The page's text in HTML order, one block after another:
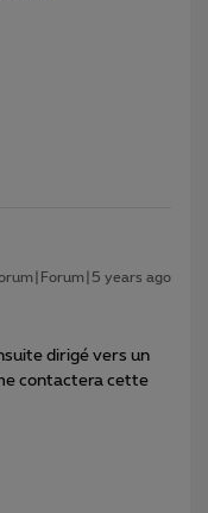
years ago
dirigé vers un
contactera cette